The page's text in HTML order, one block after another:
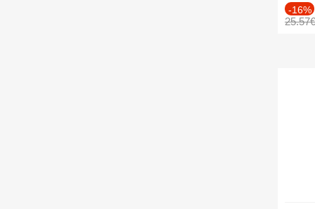
-16%
25.57€